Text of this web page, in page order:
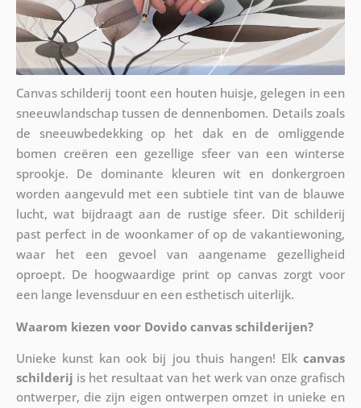
Canvas schilderij toont een houten huisje, gelegen in een
sneeuwlandschap tussen de dennenbomen. Details zoals
de sneeuwbedekking op het dak en de omliggende
bomen creëren een gezellige sfeer van een winterse
sprookje. De dominante kleuren wit en donkergroen
worden aangevuld met een subtiele tint van de blauwe
lucht, wat bijdraagt aan de rustige sfeer. Dit schilderij
past perfect in de woonkamer of op de vakantiewoning,
waar het een gevoel van aangename gezelligheid
oproept. De hoogwaardige print op canvas zorgt voor
een lange levensduur en een esthetisch uiterlijk.
Waarom kiezen voor Dovido canvas schilderijen?
Unieke kunst kan ook bij jou thuis hangen! Elkcanvas
schilderij is het resultaat van het werk van onze grafisch
ontwerper, die zijn eigen ontwerpen omzet in unieke en